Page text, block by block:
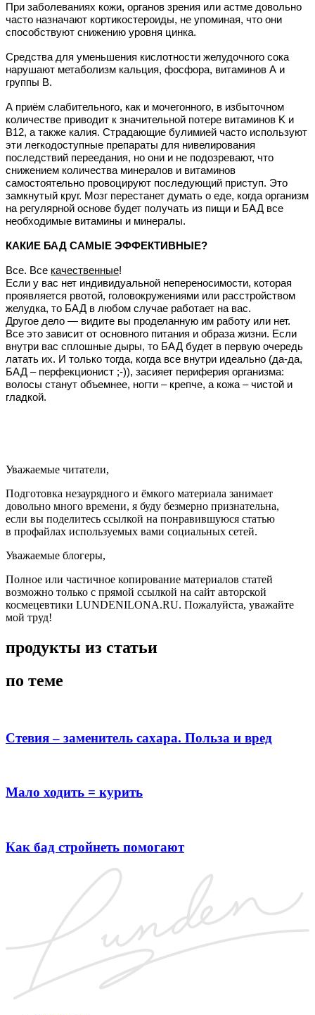
При заболеваниях кожи, органов зрения или астме довольно
часто назначают кортикостероиды, не упоминая, что они
способствуют снижению уровня цинка.
Средства для уменьшения кислотности желудочного сока
нарушают метаболизм кальция, фосфора, витаминов А и
группы В.
А приём слабительного, как и мочегонного, в избыточном
количестве приводит к значительной потере витаминов K и
В12, а также калия. Страдающие булимией часто используют
эти легкодоступные препараты для нивелирования
последствий переедания, но они и не подозревают, что
снижением количества минералов и витаминов
самостоятельно провоцируют последующий приступ. Это
замкнутый круг. Мозг перестанет думать о еде, когда организм
на регулярной основе будет получать из пищи и БАД все
необходимые витамины и минералы.
КАКИЕ БАД САМЫЕ ЭФФЕКТИВНЫЕ?
Все. Все качественные!
Если у вас нет индивидуальной непереносимости, которая
проявляется рвотой, головокружениями или расстройством
желудка, то БАД в любом случае работает на вас.
Другое дело — видите вы проделанную им работу или нет.
Все это зависит от основного питания и образа жизни. Если
внутри вас сплошные дыры, то БАД будет в первую очередь
латать их. И только тогда, когда все внутри идеально (да-да,
БАД – перфекционист ;-)), засияет периферия организма:
волосы станут объемнее, ногти – крепче, а кожа – чистой и
гладкой.
Уважаемые читатели,
Подготовка незаурядного и ёмкого материала занимает
довольно много времени, я буду безмерно признательна,
если вы поделитесь ссылкой на понравившуюся статью
в профайлах используемых вами социальных сетей.
Уважаемые блогеры,
Полное или частичное копирование материалов статей
возможно только с прямой ссылкой на сайт авторской
космецевтики LUNDENILONA.RU. Пожалуйста, уважайте
мой труд!
продукты из статьи
по теме
Стевия – заменитель сахара. Польза и вред
Мало ходить = курить
Как бад стройнеть помогают